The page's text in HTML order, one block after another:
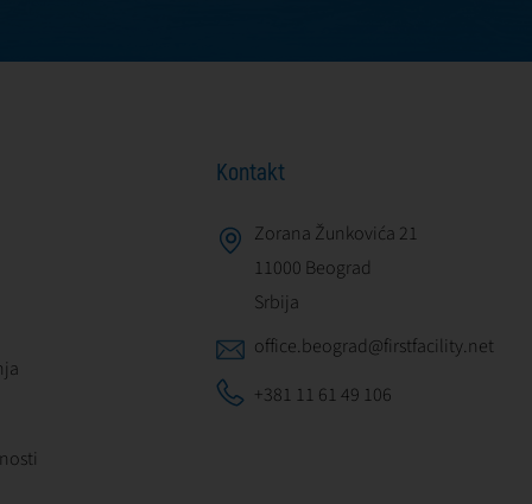
Kontakt
Zorana Žunkovića 21
11000 Beograd
Srbija
office.beograd@firstfacility.net
+381 11 61 49 106